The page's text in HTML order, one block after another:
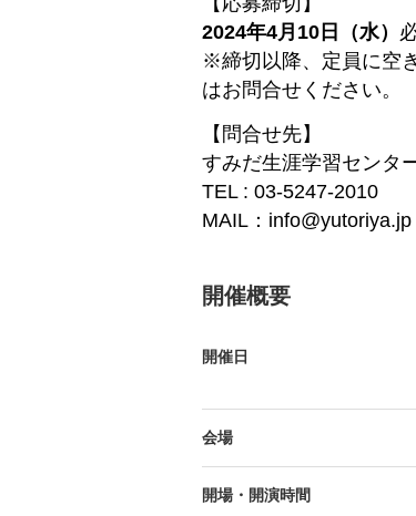
2024年4月10日（水）
※締切以降、定員に空
はお問合せください。
【問合せ先】
すみだ生涯学習センタ
TEL : 03-5247-2010
MAIL：info@yutoriya.jp
開催概要
開催日
会場
開場・開演時間